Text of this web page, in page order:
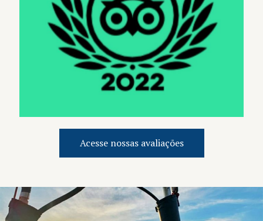
Acesse nossas avaliações